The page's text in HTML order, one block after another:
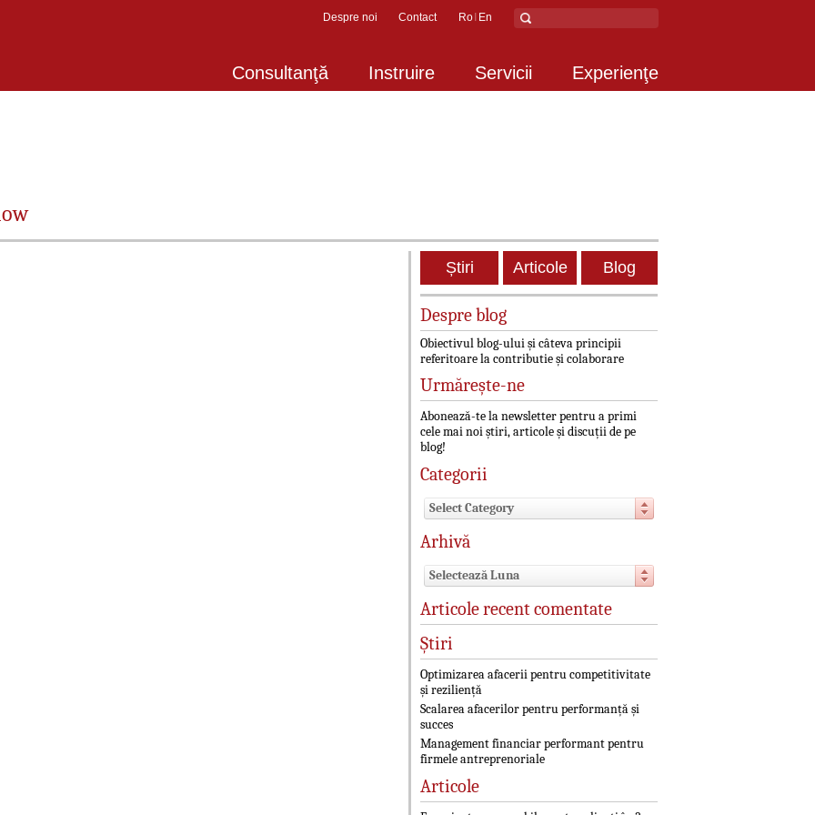
Ro En
Despre noi Contact
Consultanţă Instruire Servicii Experienţe
Știri Articole Blog
Despre blog
Obiectivul blog-ului și câteva principii
referitoare la contributie și colaborare
Urmărește-ne
Abonează-te la newsletter pentru a primi
cele mai noi știri, articole și discuții de pe
blog!
Categorii
Select Category
Arhivă
Selectează Luna
Articole recent comentate
Știri
Optimizarea afacerii pentru competitivitate
și reziliență
Scalarea afacerilor pentru performanță și
succes
Management financiar performant pentru
firmele antreprenoriale
Articole